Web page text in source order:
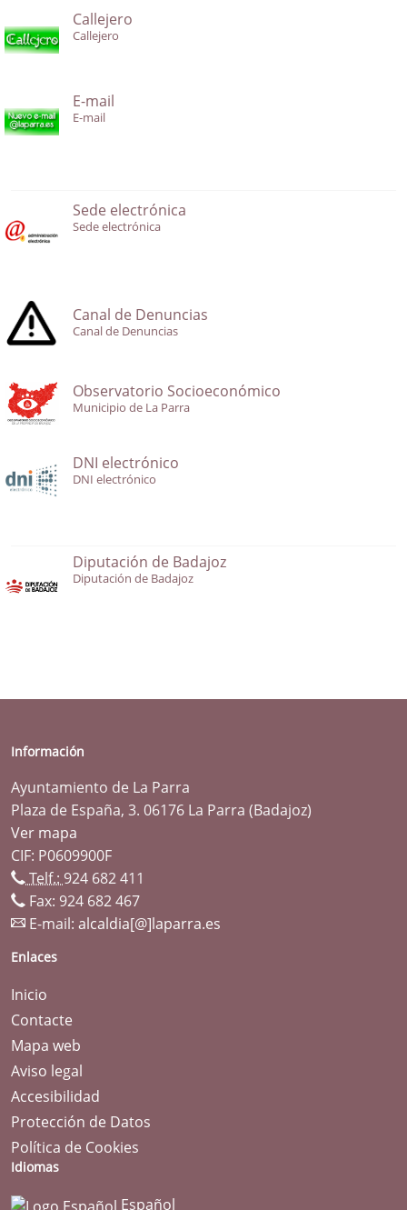
Callejero
Callejero
E-mail
E-mail
Sede electrónica
Sede electrónica
Canal de Denuncias
Canal de Denuncias
Observatorio Socioeconómico
Municipio de La Parra
DNI electrónico
DNI electrónico
Diputación de Badajoz
Diputación de Badajoz
Información
Ayuntamiento de La Parra
Plaza de España, 3. 06176 La Parra (Badajoz)
Ver mapa
CIF: P0609900F
Telf.: 924 682 411
Fax: 924 682 467
E-mail: alcaldia[@]laparra.es
Enlaces
Inicio
Contacte
Mapa web
Aviso legal
Accesibilidad
Protección de Datos
Política de Cookies
Idiomas
Español